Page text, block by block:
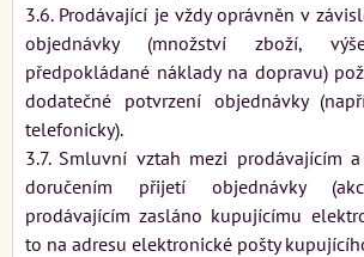
3.6. Prodávající je vždy oprávněn v
objednávky (množství zboží,
předpokládané náklady na dopravu)
dodatečné potvrzení objednávky
telefonicky).
3.7. Smluvní vztah mezi prodávajícím
doručením přijetí objednávky
prodávajícím zasláno kupujícímu
to na adresu elektronické pošty